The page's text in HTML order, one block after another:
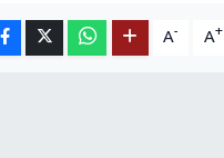
A- A+